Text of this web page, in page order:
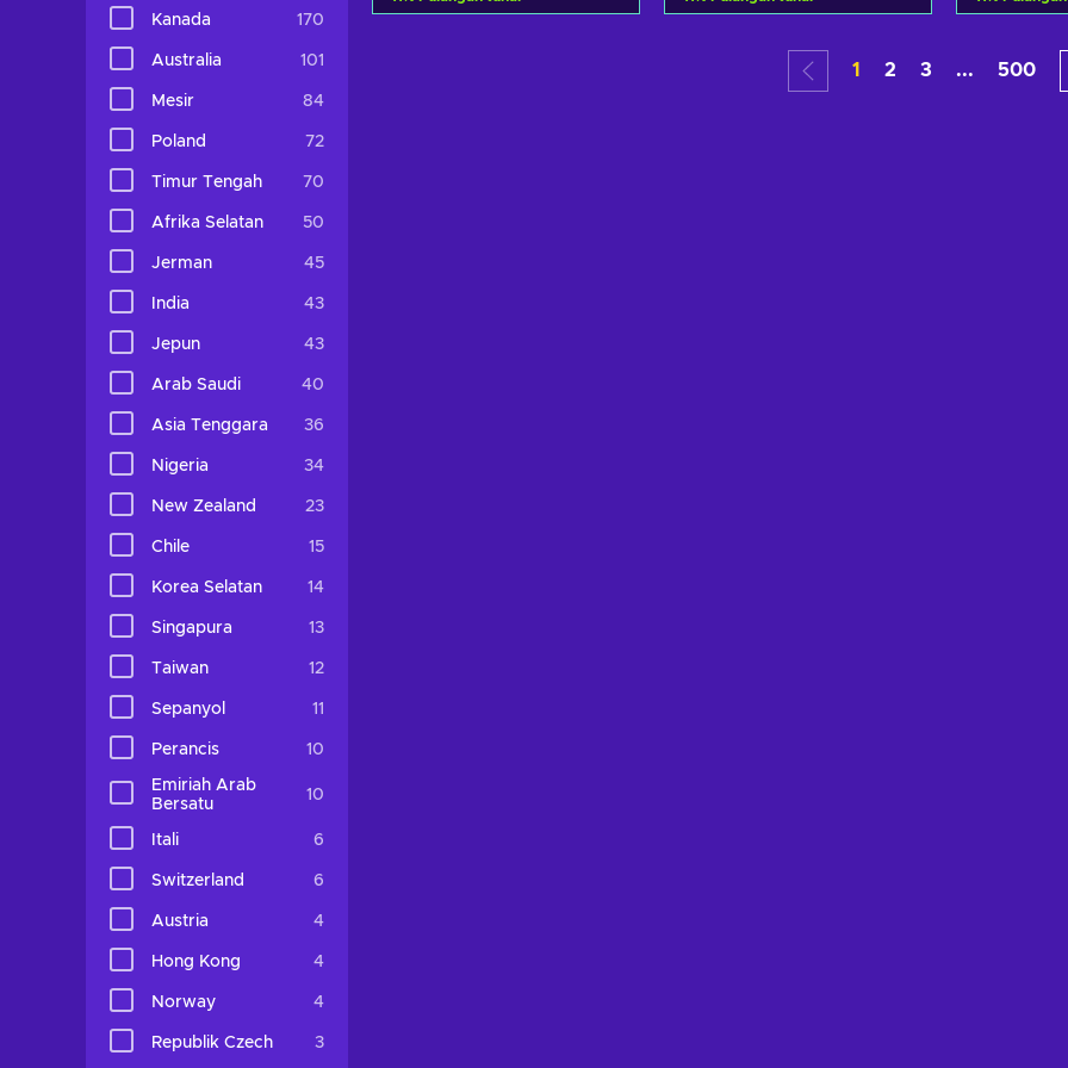
Kanada 170
Australia 101
Mesir 84
Poland 72
Timur Tengah 70
Afrika Selatan 50
Jerman 45
India 43
Jepun 43
Arab Saudi 40
Asia Tenggara 36
Nigeria 34
New Zealand 23
Chile 15
Korea Selatan 14
Singapura 13
Taiwan 12
Sepanyol 11
Perancis 10
Emiriah Arab
Bersatu
10
Itali 6
Switzerland 6
Austria 4
Hong Kong 4
Norway 4
Republik Czech 3
Tambah ke troli
Lihat tawaran
1 2 3 ... 500